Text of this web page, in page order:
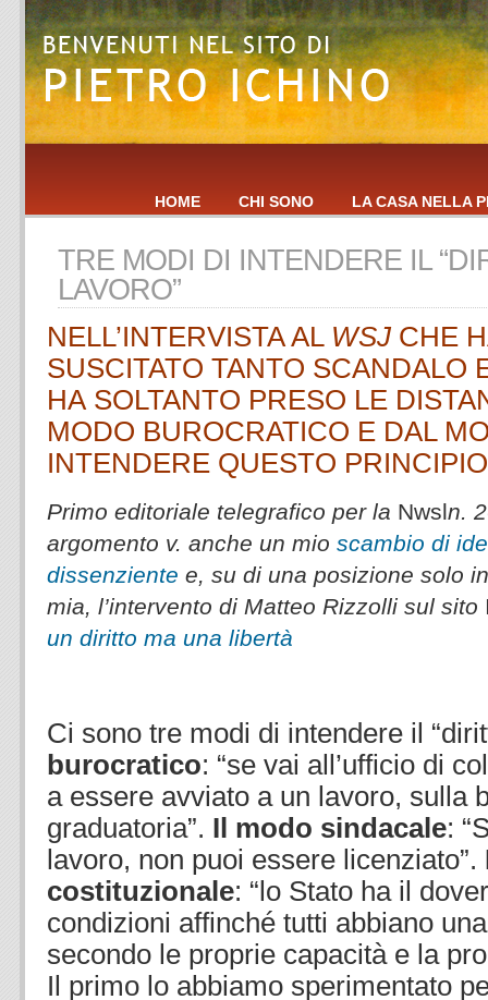
HOME CHI SONO LA CASA NELLA
TRE MODI DI INTENDERE IL
LAVORO”
NELL’INTERVISTA AL WSJCHE
SUSCITATO TANTO SCANDALO
HA SOLTANTO PRESO LE
MODO BUROCRATICO E DAL
INTENDERE QUESTO
Primo editoriale telegrafico per la Nwsln.
argomento v. anche un mio scambio di
dissenziente e, su di una posizione solo
mia, l’intervento di Matteo Rizzolli sul sito
un diritto ma una libertà
Ci sono tre modi di intendere il
burocratico: “se vai all’ufficio di
a essere avviato a un lavoro, sulla
graduatoria”. Il modo sindacale:
lavoro, non puoi essere licenziato”.
costituzionale: “lo Stato ha il
condizioni affinché tutti abbiano
secondo le proprie capacità e la
Il primo lo abbiamo sperimentato